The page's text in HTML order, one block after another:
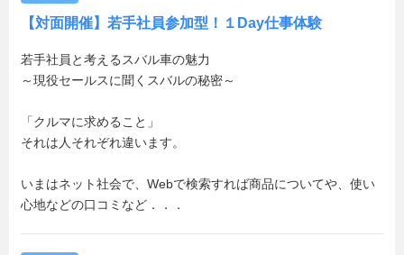
【対面開催】若手社員参加型！１Day仕事体験
若手社員と考えるスバル車の魅力
～現役セールスに聞くスバルの秘密～
「クルマに求めること」
それは人それぞれ違います。
いまはネット社会で、Webで検索すれば商品についてや、使い
心地などの口コミなど．．．